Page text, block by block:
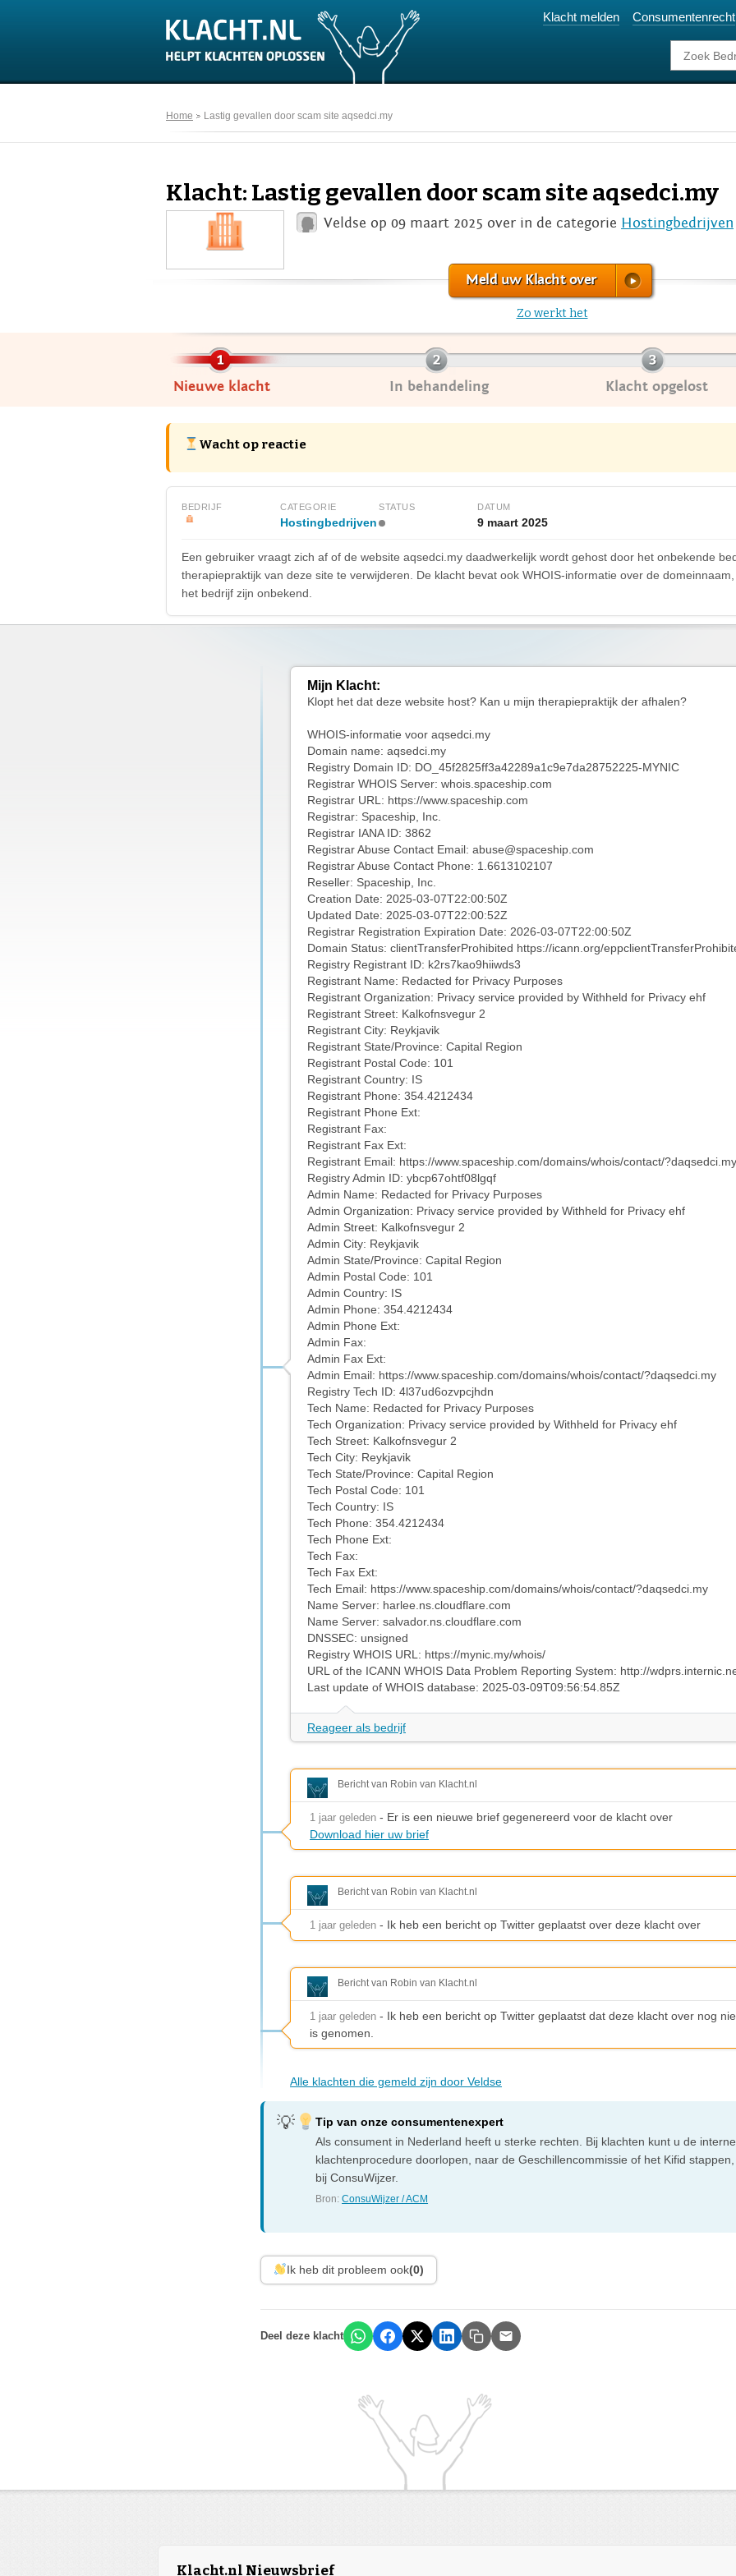
Klacht melden Consumentenrecht
Home Lastig gevallen door scam site aqsedci.my
Klacht: Lastig gevallen door scam site aqsedci.my
Veldse op 09 maart 2025 over in de categorie Hostingbedrijven
Meld uw Klacht over
Zo werkt het
Nieuwe klacht In behandeling Klacht opgelost
Wacht op reactie
BEDRIJF CATEGORIE
Hostingbedrijven
STATUS DATUM
9 maart 2025
Een gebruiker vraagt zich af of de website aqsedci.my daadwerkelijk wordt gehost door het onbekende
therapiepraktijk van deze site te verwijderen. De klacht bevat ook WHOIS-informatie over de
het bedrijf zijn onbekend.
Mijn Klacht:
Klopt het dat deze website host? Kan u mijn therapiepraktijk der afhalen?
WHOIS-informatie voor aqsedci.my
Domain name: aqsedci.my
Registry Domain ID: DO_45f2825ff3a42289a1c9e7da28752225-MYNIC
Registrar WHOIS Server: whois.spaceship.com
Registrar URL: https://www.spaceship.com
Registrar: Spaceship, Inc.
Registrar IANA ID: 3862
Registrar Abuse Contact Email: abuse@spaceship.com
Registrar Abuse Contact Phone: 1.6613102107
Reseller: Spaceship, Inc.
Creation Date: 2025-03-07T22:00:50Z
Updated Date: 2025-03-07T22:00:52Z
Registrar Registration Expiration Date: 2026-03-07T22:00:50Z
Domain Status: clientTransferProhibited https://icann.org/
Registry Registrant ID: k2rs7kao9hiiwds3
Registrant Name: Redacted for Privacy Purposes
Registrant Organization: Privacy service provided by Withheld for Privacy ehf
Registrant Street: Kalkofnsvegur 2
Registrant City: Reykjavik
Registrant State/Province: Capital Region
Registrant Postal Code: 101
Registrant Country: IS
Registrant Phone: 354.4212434
Registrant Phone Ext:
Registrant Fax:
Registrant Fax Ext:
Registrant Email: https://www.spaceship.com/domains/whois/contact/?daqsedci.my
Registry Admin ID: ybcp67ohtf08lgqf
Admin Name: Redacted for Privacy Purposes
Admin Organization: Privacy service provided by Withheld for Privacy ehf
Admin Street: Kalkofnsvegur 2
Admin City: Reykjavik
Admin State/Province: Capital Region
Admin Postal Code: 101
Admin Country: IS
Admin Phone: 354.4212434
Admin Phone Ext:
Admin Fax:
Admin Fax Ext:
Admin Email: https://www.spaceship.com/domains/whois/contact/?daqsedci.my
Registry Tech ID: 4l37ud6ozvpcjhdn
Tech Name: Redacted for Privacy Purposes
Tech Organization: Privacy service provided by Withheld for Privacy ehf
Tech Street: Kalkofnsvegur 2
Tech City: Reykjavik
Tech State/Province: Capital Region
Tech Postal Code: 101
Tech Country: IS
Tech Phone: 354.4212434
Tech Phone Ext:
Tech Fax:
Tech Fax Ext:
Tech Email: https://www.spaceship.com/domains/whois/contact/?daqsedci.my
Name Server: harlee.ns.cloudflare.com
Name Server: salvador.ns.cloudflare.com
DNSSEC: unsigned
Registry WHOIS URL: https://mynic.my/whois/
URL of the ICANN WHOIS Data Problem Reporting System: http://
Last update of WHOIS database: 2025-03-09T09:56:54.85Z
Reageer als bedrijf
Bericht van Robin van Klacht.nl
1 jaar geleden - Er is een nieuwe brief gegenereerd voor de klacht over
Download hier uw brief
Bericht van Robin van Klacht.nl
1 jaar geleden - Ik heb een bericht op Twitter geplaatst over deze klacht over
Bericht van Robin van Klacht.nl
1 jaar geleden - Ik heb een bericht op Twitter geplaatst dat deze klacht over nog
is genomen.
Alle klachten die gemeld zijn door Veldse
Tip van onze consumentenexpert
Als consument in Nederland heeft u sterke rechten. Bij klachten kunt u de interne
klachtenprocedure doorlopen, naar de Geschillencommissie of het Kifid
bij ConsuWijzer.
Bron:ConsuWijzer / ACM
Ik heb dit probleem ook(0)
Deel deze klacht
Klacht.nl Nieuwsbrief